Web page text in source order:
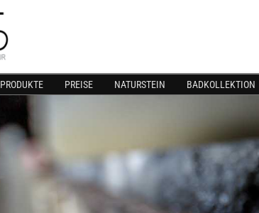
PRODUKTE PREISE NATURSTEIN BADKOLLEKTION